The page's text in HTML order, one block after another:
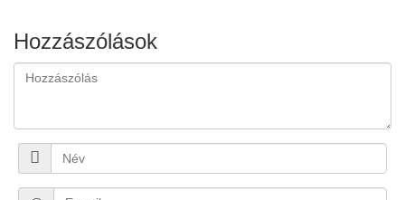
Hozzászólások